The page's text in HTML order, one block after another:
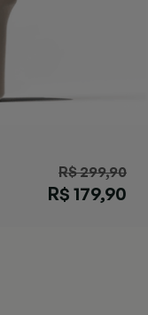
R$ 299,90
R$ 179,90